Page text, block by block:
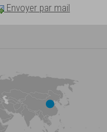
Envoyer par mail